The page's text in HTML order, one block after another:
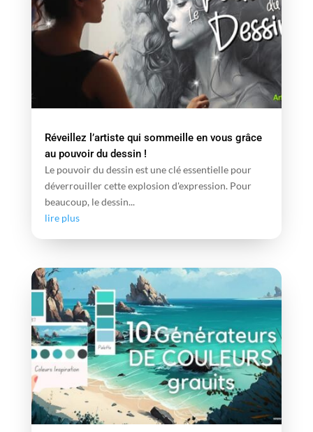
Réveillez l’artiste qui sommeille en vous grâce
au pouvoir du dessin !
Le pouvoir du dessin est une clé essentielle pour
déverrouiller cette explosion d'expression. Pour
beaucoup, le dessin...
lire plus